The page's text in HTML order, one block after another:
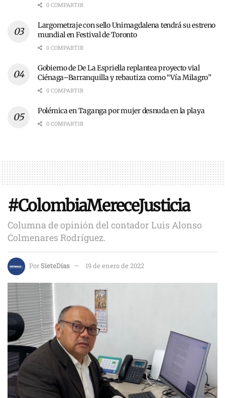
0 COMPARTIR
Largometraje con sello Unimagdalena tendrá su estreno
mundial en Festival de Toronto
0 COMPARTIR
Gobierno de De La Espriella replantea proyecto vial
Ciénaga–Barranquilla y rebautiza como “Vía Milagro”
0 COMPARTIR
Polémica en Taganga por mujer desnuda en la playa
0 COMPARTIR
#ColombiaMereceJusticia
Columna de opinión del contador Luis Alonso
Colmenares Rodríguez.
PorSieteDías 19 de enero de 2022